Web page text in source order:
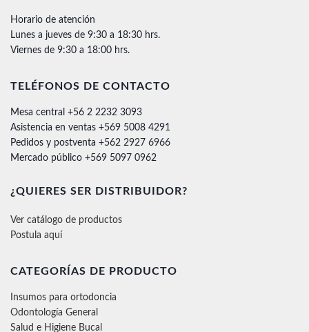
Horario de atención
Lunes a jueves de 9:30 a 18:30 hrs.
Viernes de 9:30 a 18:00 hrs.
TELÉFONOS DE CONTACTO
Mesa central +56 2 2232 3093
Asistencia en ventas +569 5008 4291
Pedidos y postventa +562 2927 6966
Mercado público +569 5097 0962
¿QUIERES SER DISTRIBUIDOR?
Ver catálogo de productos
Postula aquí
CATEGORÍAS DE PRODUCTO
Insumos para ortodoncia
Odontología General
Salud e Higiene Bucal